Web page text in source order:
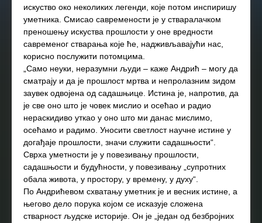
искуство око неколиких легенди, које потом инспиришу
уметника. Смисао савремености је у стваралачком
преношењу искуства прошлости у оне вредности
савременог стварања које ће, надживљавајући нас,
корисно послужити потомцима.
„Само неуки, неразумни људи – каже Андрић – могу да
сматрају и да је прошлост мртва и непролазним зидом
заувек одвојена од садашњице. Истина је, напротив, да
је све оно што је човек мислио и осећао и радио
нераскидиво уткао у оно што ми данас мислимо,
осећамо и радимо. Уносити светлост научне истине у
догађаје прошлости, значи служити садашњости“.
Сврха уметности је у повезивању прошлости,
садашњости и будућности, у повезивању „супротних
обала живота, у простору, у времену, у духу“.
По Андрићевом схватању уметник је и весник истине, а
његово дело порука којом се исказује сложена
стварност људске историје. Он је „један од безбројних